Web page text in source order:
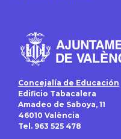
Concejalía de Educación
Edificio Tabacalera
Amadeo de Saboya, 11
46010 València
Tel. 963 525 478